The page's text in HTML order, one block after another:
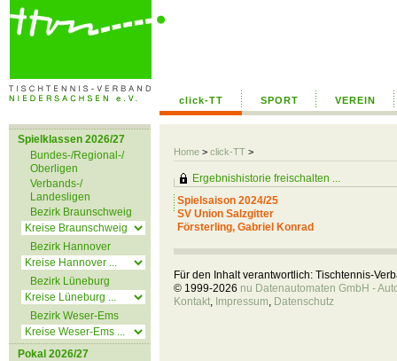
click-TT SPORT VEREIN
Home > click-TT >
Spielklassen 2026/27
Bundes-/Regional-/
Oberligen
Verbands-/
Landesligen
Bezirk Braunschweig
Bezirk Hannover
Bezirk Lüneburg
Bezirk Weser-Ems
Pokal 2026/27
Ergebnishistorie freischalten ...
Spielsaison 2024/25
SV Union Salzgitter
Försterling, Gabriel Konrad
Für den Inhalt verantwortlich: Tischtennis-
© 1999-2026 nu Datenautomaten GmbH -
Kontakt, Impressum, Datenschutz